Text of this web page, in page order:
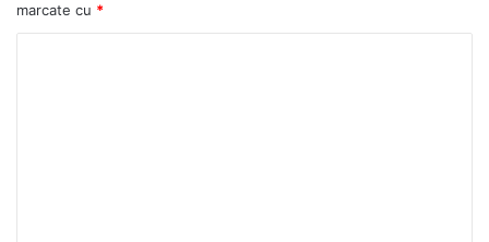
marcate cu *